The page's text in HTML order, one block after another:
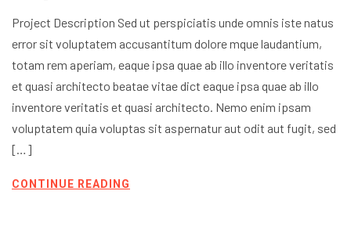
Project Description Sed ut perspiciatis unde omnis iste natus
error sit voluptatem accusantitum dolore mque laudantium,
totam rem aperiam, eaque ipsa quae ab illo inventore veritatis
et quasi architecto beatae vitae dict eaque ipsa quae ab illo
inventore veritatis et quasi architecto. Nemo enim ipsam
voluptatem quia voluptas sit aspernatur aut odit aut fugit, sed
[…]
CONTINUE READING